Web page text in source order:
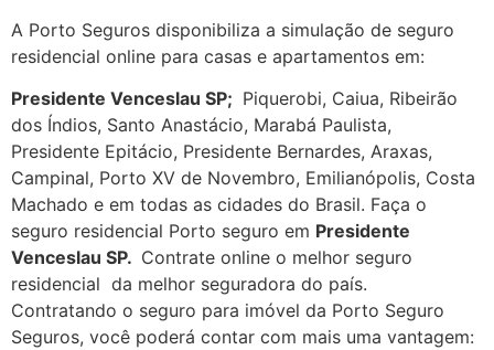
A Porto Seguros disponibiliza a simulação de seguro
residencial online para casas e apartamentos em:
Presidente Venceslau SP; Piquerobi, Caiua, Ribeirão
dos Índios, Santo Anastácio, Marabá Paulista,
Presidente Epitácio, Presidente Bernardes, Araxas,
Campinal, Porto XV de Novembro, Emilianópolis, Costa
Machado e em todas as cidades do Brasil. Faça o
seguro residencial Porto seguro em Presidente
Venceslau SP. Contrate online o melhor seguro
residencial da melhor seguradora do país.
Contratando o seguro para imóvel da Porto Seguro
Seguros, você poderá contar com mais uma vantagem: